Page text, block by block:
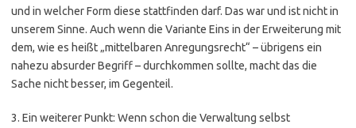
und in welcher Form diese stattfinden darf. Das war und ist nicht in
unserem Sinne. Auch wenn die Variante Eins in der Erweiterung mit
dem, wie es heißt „mittelbaren Anregungsrecht“ – übrigens ein
nahezu absurder Begriff – durchkommen sollte, macht das die
Sache nicht besser, im Gegenteil.
3. Ein weiterer Punkt: Wenn schon die Verwaltung selbst